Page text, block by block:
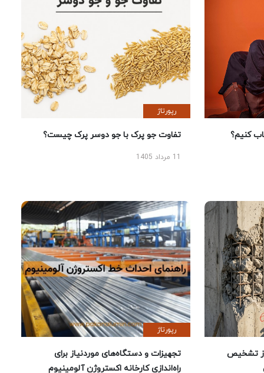
کنیم؟
رپورتاژ
تفاوت جو پرک با جو دوسر پرک چیست؟
تشخیص
رپورتاژ
تجهیزات و دستگاه‌های موردنیاز برای
راه‌اندازی کارخانه اکستروژن آلومینیوم